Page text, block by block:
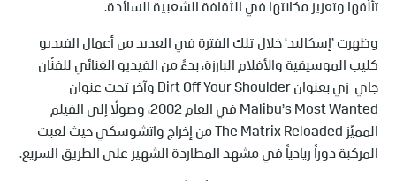
تألّقها وتعزيز مكانتها في الثقافة الشعبية السائدة.
وظهرت ’إسكاليد‘ خلال تلك الفترة في العديد من أعمال الفيديو
كليب الموسيقية والأفلام البارزة، بدءً من الفيديو الغنائي للفنّان
جاي-زي بعنوان Dirt Off Your Shoulder وآخر تحت عنوان
Malibu’s Most Wanted في العام 2002، وصولاً إلى الفيلم
المميّز The Matrix Reloaded من إخراج واتشوسكي حيث لعبت
المركبة دوراً ريادياً في مشهد المطاردة الشهير على الطريق السريع.